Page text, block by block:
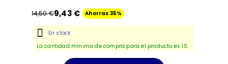
14,50 €9,43 € Ahorras 35%
En stock
La cantidad mínima de compra para el producto es 10.